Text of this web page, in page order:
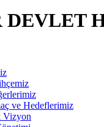
ve Hedeflerimiz
Vizyon